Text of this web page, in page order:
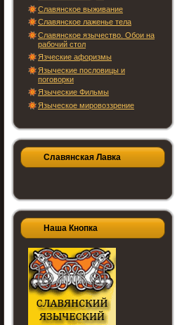
Славянское выживание
Славянское лаженье тела
Славянское язычество. Обои на
рабочий стол
Язческие афоризмы
Языческие пословицы и
поговорки
Языческие Фильмы
Языческое мировоззрение
Славянская Лавка
Наша Кнопка